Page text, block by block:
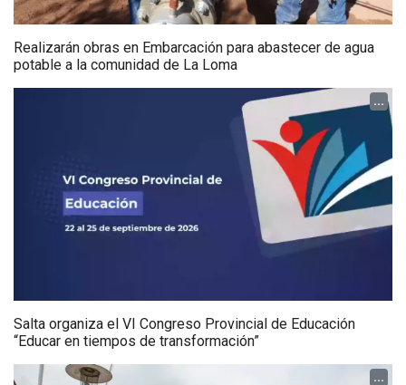
Realizarán obras en Embarcación para abastecer de agua
potable a la comunidad de La Loma
...
Salta organiza el VI Congreso Provincial de Educación
“Educar en tiempos de transformación”
...